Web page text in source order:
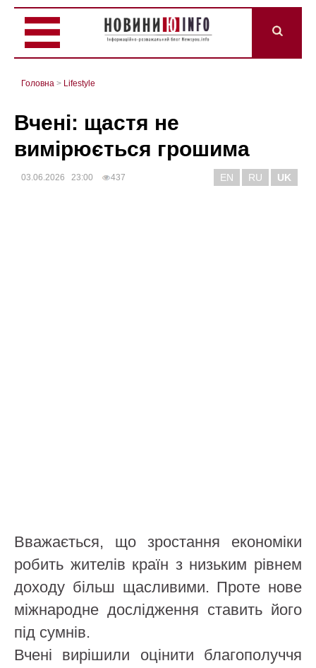
Головна > Lifestyle
Вчені: щастя не
вимірюється грошима
03.06.2026 23:00 437 EN RU UK
Вважається, що зростання економіки
робить жителів країн з низьким рівнем
доходу більш щасливими. Проте нове
міжнародне дослідження ставить його
під сумнів.
Вчені вирішили оцінити благополуччя